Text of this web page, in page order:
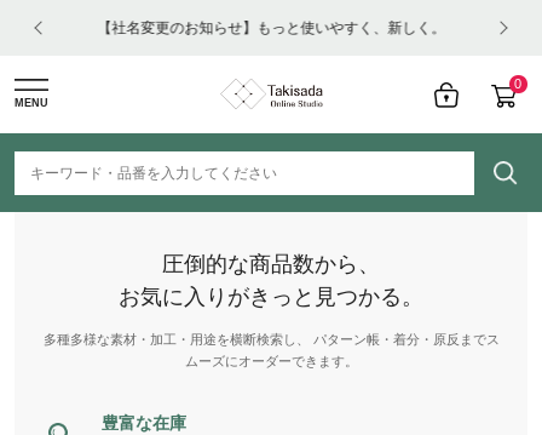
【社名変更のお知らせ】もっと使いやすく、新しく。
0
MENU
圧倒的な商品数から、
お気に入りがきっと見つかる。
多種多様な素材・加工・用途を横断検索し、 パターン帳・着分・原反までス
ムーズにオーダーできます。
豊富な在庫